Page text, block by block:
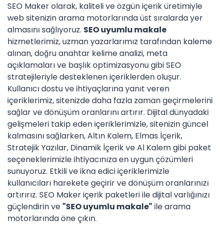
SEO Maker olarak, kaliteli ve özgün içerik üretimiyle
web sitenizin arama motorlarında üst sıralarda yer
almasını sağlıyoruz. SEO uyumlu makale
hizmetlerimiz, uzman yazarlarımız tarafından kaleme
alınan, doğru anahtar kelime analizi, meta
açıklamaları ve başlık optimizasyonu gibi SEO
stratejileriyle desteklenen içeriklerden oluşur.
Kullanıcı dostu ve ihtiyaçlarına yanıt veren
içeriklerimiz, sitenizde daha fazla zaman geçirmelerini
sağlar ve dönüşüm oranlarını artırır. Dijital dünyadaki
gelişmeleri takip eden içeriklerimizle, sitenizin güncel
kalmasını sağlarken, Altın Kalem, Elmas İçerik,
Stratejik Yazılar, Dinamik İçerik ve Al Kalem gibi paket
seçeneklerimizle ihtiyacınıza en uygun çözümleri
sunuyoruz. Etkili ve ikna edici içeriklerimizle
kullanıcıları harekete geçirir ve dönüşüm oranlarınızı
artırırız. SEO Maker içerik paketleri ile dijital varlığınızı
güçlendirin ve "SEO uyumlu makale" ile arama
motorlarında öne çıkın.